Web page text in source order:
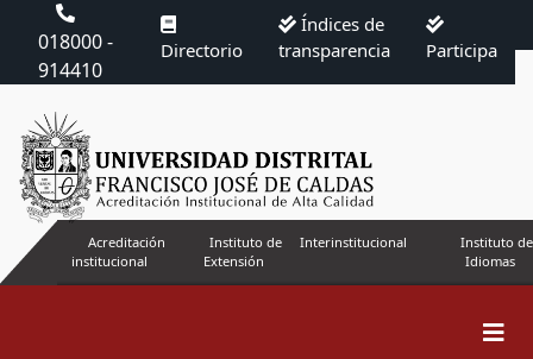
018000 -
914410
Directorio
Índices de
transparencia
Participa
Acreditación
institucional
Instituto de
Extensión
Interinstitucional
Instituto de
Idiomas